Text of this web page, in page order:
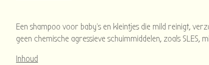
Een shampoo voor baby's en kleintjes die mild reinigt,
geen chemische agressieve schuimmiddelen, zoals SLES,
Inhoud